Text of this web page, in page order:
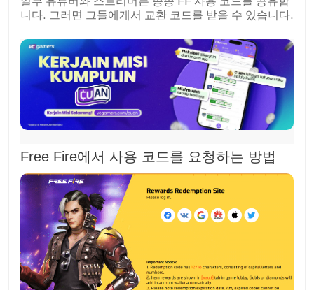
니다. 그러면 그들에게서 교환 코드를 받을 수 있습니다.
Free Fire에서 사용 코드를 요청하는 방법